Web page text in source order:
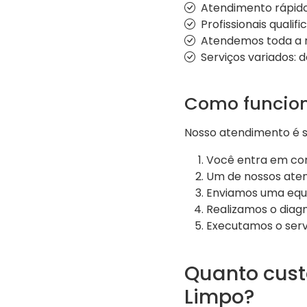
Atendimento
Profissionais
Atendemos toda a
Serviços variados:
Como
Nosso atendimento é
Você entra em
Um de nossos
Enviamos uma
Realizamos o
Executamos o
Quanto
Limpo?